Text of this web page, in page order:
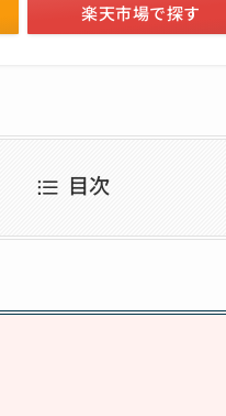
楽天市場で探す
目次